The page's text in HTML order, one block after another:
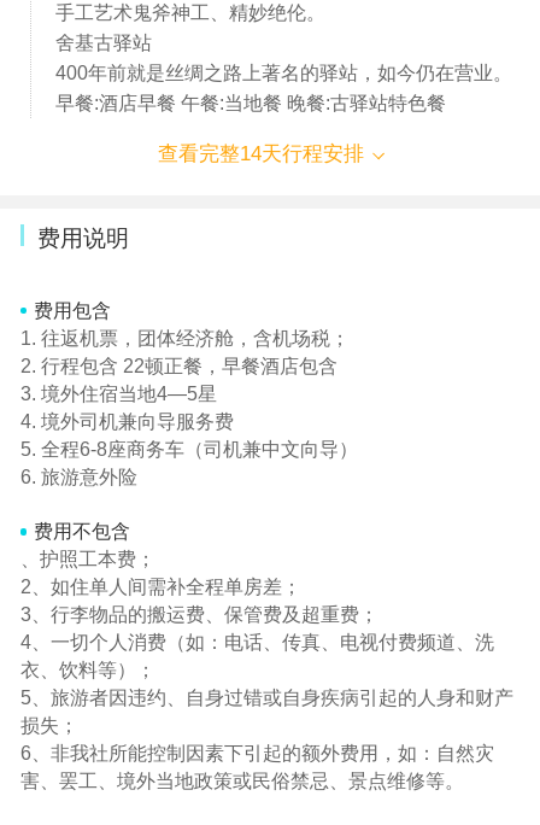
手工艺术鬼斧神工、精妙绝伦。
舍基古驿站
400年前就是丝绸之路上著名的驿站，如今仍在营业。
早餐:酒店早餐 午餐:当地餐 晚餐:古驿站特色餐
查看完整14天行程安排
费用说明
费用包含
1. 往返机票，团体经济舱，含机场税；
2. 行程包含 22顿正餐，早餐酒店包含
3. 境外住宿当地4—5星
4. 境外司机兼向导服务费
5. 全程6-8座商务车（司机兼中文向导）
6. 旅游意外险
费用不包含
、护照工本费；
2、如住单人间需补全程单房差；
3、行李物品的搬运费、保管费及超重费；
4、一切个人消费（如：电话、传真、电视付费频道、洗
衣、饮料等）；
5、旅游者因违约、自身过错或自身疾病引起的人身和财产
损失；
6、非我社所能控制因素下引起的额外费用，如：自然灾
害、罢工、境外当地政策或民俗禁忌、景点维修等。